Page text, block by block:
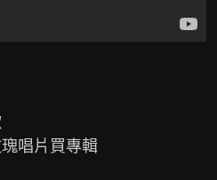
唱片買專輯